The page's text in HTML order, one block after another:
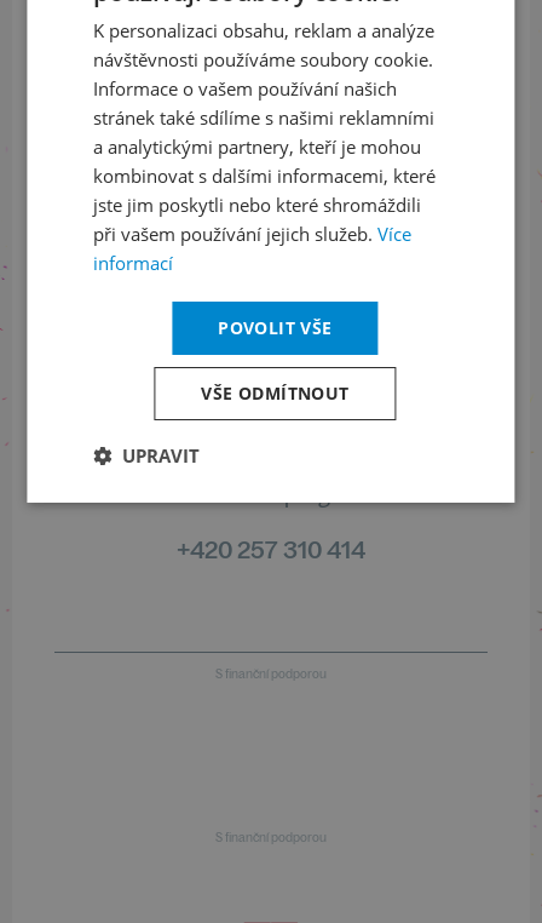
ODEBÍRAT NEWSLETTER
Sledujte nás na sociálních sítích
LinkedIn
flickr
Informace o stavu objednávek
+420 461 049 232
+420 257 310 414
S finanční podporou
S finanční podporou
ENGLISH
K personalizaci obsahu, reklam a analýze
návštěvnosti používáme soubory cookie.
Informace o vašem používání našich
stránek také sdílíme s našimi reklamními
a analytickými partnery, kteří je mohou
kombinovat s dalšími informacemi, které
jste jim poskytli nebo které shromáždili
při vašem používání jejich služeb. Více
informací
POVOLIT VŠE
VŠE ODMÍTNOUT
UPRAVIT